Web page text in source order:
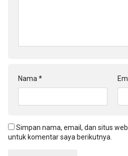
Nama *
Simpan nama, email, dan situs
untuk komentar saya berikutnya.